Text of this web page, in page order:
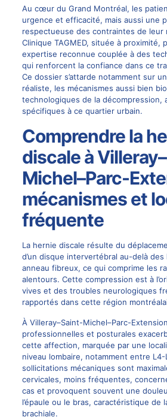
Au cœur du Grand Montréal, les
urgence et efficacité, mais aussi une
respectueuse des contraintes de leur
Clinique TAGMED, située à proximité,
expertise reconnue couplée à des
qui renforcent la confiance dans ce
Ce dossier s’attarde notamment sur
réaliste, les mécanismes aussi bien
technologiques de la décompression,
spécifiques à ce quartier urbain.
Comprendre la
discale à
Michel–Parc-
mécanismes et
fréquente
La hernie discale résulte du
d’un disque intervertébral au-delà
anneau fibreux, ce qui comprime les
alentours. Cette compression est à
vives et des troubles neurologiques
rapportés dans cette région
À Villeray–Saint-Michel–Parc-
professionnelles et posturales
cette affection, marquée par une
niveau lombaire, notamment entre L4-
sollicitations mécaniques sont
cervicales, moins fréquentes,
cas et provoquent souvent une
l’épaule ou le bras, caractéristique de
brachiale.